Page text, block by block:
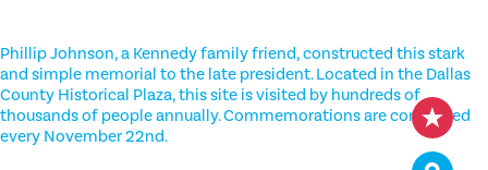
Phillip Johnson, a Kennedy family friend, constructed this stark
and simple memorial to the late president. Located in the Dallas
County Historical Plaza, this site is visited by hundreds of
thousands of people annually. Commemorations are conducted
every November 22nd.